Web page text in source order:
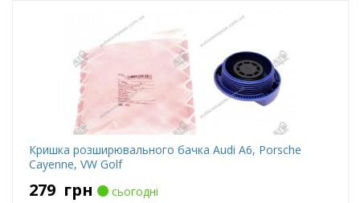
Кришка розширювального бачка Audi A6, Porsche
Cayenne, VW Golf
279 грн
сьогодні